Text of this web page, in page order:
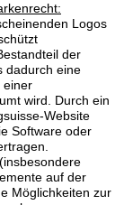
Logos
der
dadurch eine
einer
wird. Durch ein
Website
Software oder
auf der
Möglichkeiten zur